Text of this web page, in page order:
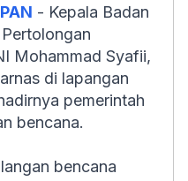
- Kepala Badan
Mohammad Syafii,
di lapangan
pemerintah
bencana.
bencana